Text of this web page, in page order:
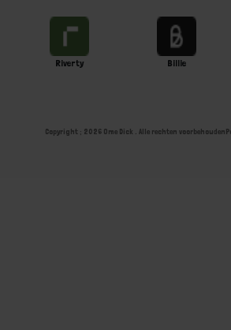
Riverty Billie
Copyright ; 2026 Ome Dick . Alle rechten voorbehouden